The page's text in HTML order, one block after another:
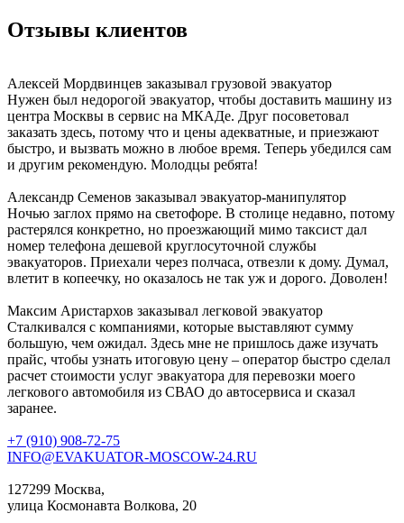
Отзывы клиентов
Алексей Мордвинцев заказывал грузовой эвакуатор
Нужен был недорогой эвакуатор, чтобы доставить машину из
центра Москвы в сервис на МКАДе. Друг посоветовал
заказать здесь, потому что и цены адекватные, и приезжают
быстро, и вызвать можно в любое время. Теперь убедился сам
и другим рекомендую. Молодцы ребята!
Александр Семенов заказывал эвакуатор-манипулятор
Ночью заглох прямо на светофоре. В столице недавно, потому
растерялся конкретно, но проезжающий мимо таксист дал
номер телефона дешевой круглосуточной службы
эвакуаторов. Приехали через полчаса, отвезли к дому. Думал,
влетит в копеечку, но оказалось не так уж и дорого. Доволен!
Максим Аристархов заказывал легковой эвакуатор
Сталкивался с компаниями, которые выставляют сумму
большую, чем ожидал. Здесь мне не пришлось даже изучать
прайс, чтобы узнать итоговую цену – оператор быстро сделал
расчет стоимости услуг эвакуатора для перевозки моего
легкового автомобиля из СВАО до автосервиса и сказал
заранее.
+7 (910) 908-72-75
INFO@EVAKUATOR-MOSCOW-24.RU
127299 Москва,
улица Космонавта Волкова, 20